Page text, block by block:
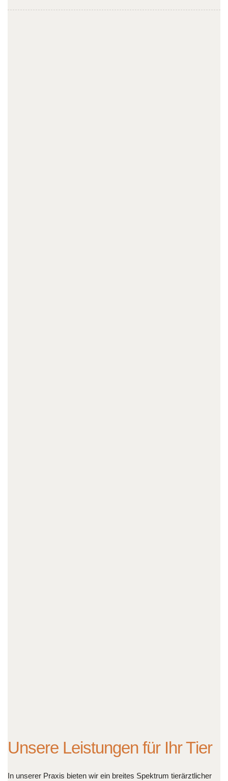
Unsere Leistungen für Ihr Tier
In unserer Praxis bieten wir ein breites Spektrum tierärztlicher